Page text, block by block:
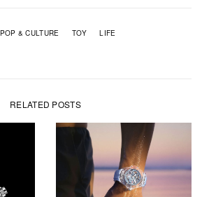
POP & CULTURE TOY LIFE
RELATED POSTS